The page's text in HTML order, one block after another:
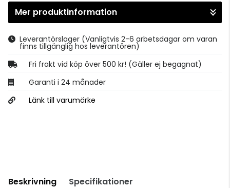
Gå till kassan
Mer produktinformation
Leverantörslager (Vanligtvis 2-6 arbetsdagar om varan
finns tillgänglig hos leverantören)
Fri frakt vid köp över 500 kr! (Gäller ej begagnat)
Garanti i 24 månader
Länk till varumärke
Beskrivning Specifikationer